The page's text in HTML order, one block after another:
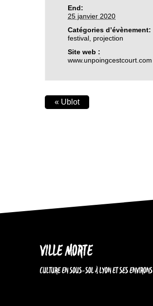
End:
25 janvier 2020
Catégories d’évènement:
festival projection
Site web :
www.unpoingcestcourt.com
« Ublot
VILLE MORTE
CULTURE EN SOUS-SOL À LYON ET SES ENVIRONS